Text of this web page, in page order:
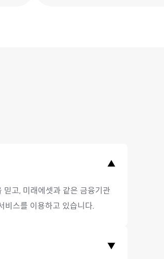
▲
고, 미래에셋과 같은 금융기관
비스를 이용하고 있습니다.
▼